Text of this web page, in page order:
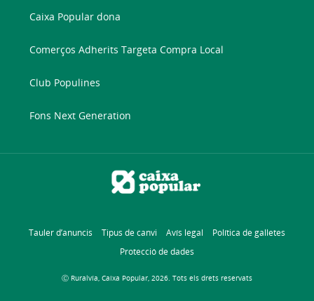
Caixa Popular dona
Comerços Adherits Targeta Compra Local
Club Populines
Fons Next Generation
Tauler d’anuncis Tipus de canvi Avís legal
Política de galletes
Protecció de dades
Ⓒ Ruralvía, Caixa Popular, 2026. Tots els drets reservats